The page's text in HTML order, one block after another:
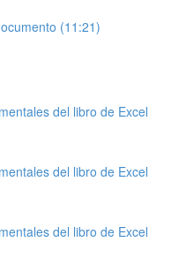
(11:21)
del libro de Excel
del libro de Excel
del libro de Excel